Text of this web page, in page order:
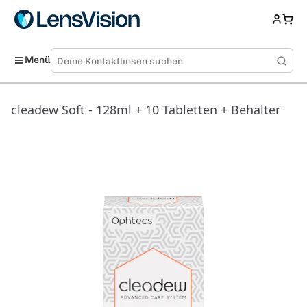
Menü
cleadew Soft - 128ml + 10 Tabletten + Behälter